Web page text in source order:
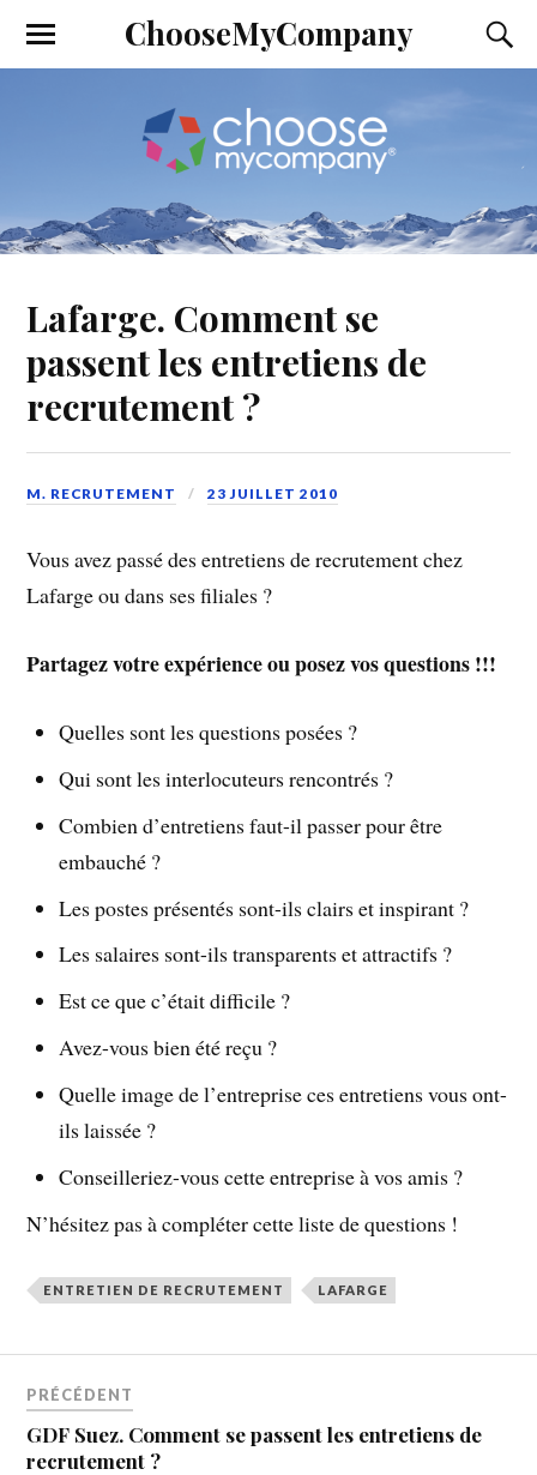
ChooseMyCompany
Lafarge. Comment se
passent les entretiens de
recrutement ?
M. RECRUTEMENT 23 JUILLET 2010
Vous avez passé des entretiens de recrutement chez
Lafarge ou dans ses filiales ?
Partagez votre expérience ou posez vos questions !!!
Quelles sont les questions posées ?
Qui sont les interlocuteurs rencontrés ?
Combien d’entretiens faut-il passer pour être
embauché ?
Les postes présentés sont-ils clairs et inspirant ?
Les salaires sont-ils transparents et attractifs ?
Est ce que c’était difficile ?
Avez-vous bien été reçu ?
Quelle image de l’entreprise ces entretiens vous ont-
ils laissée ?
Conseilleriez-vous cette entreprise à vos amis ?
N’hésitez pas à compléter cette liste de questions !
ENTRETIEN DE RECRUTEMENT LAFARGE
PRÉCÉDENT
GDF Suez. Comment se passent les entretiens de
recrutement ?